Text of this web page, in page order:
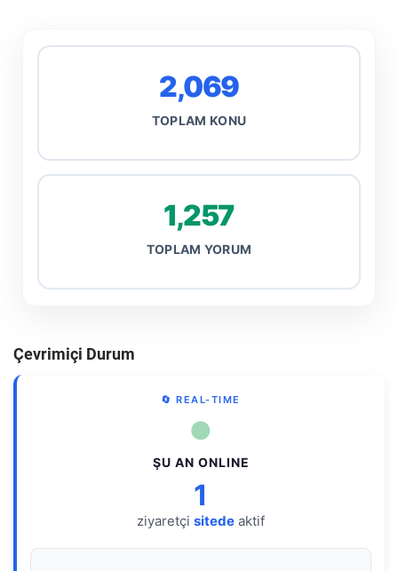
2,069
TOPLAM KONU
1,257
TOPLAM YORUM
Çevrimiçi Durum
🔄 REAL-TIME
●
ŞU AN ONLINE
1
ziyaretçi sitede aktif